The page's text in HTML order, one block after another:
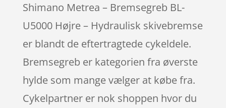
Shimano Metrea – Bremsegreb BL-
U5000 Højre – Hydraulisk skivebremse
er blandt de eftertragtede cykeldele.
Bremsegreb er kategorien fra øverste
hylde som mange vælger at købe fra.
Cykelpartner er nok shoppen hvor du